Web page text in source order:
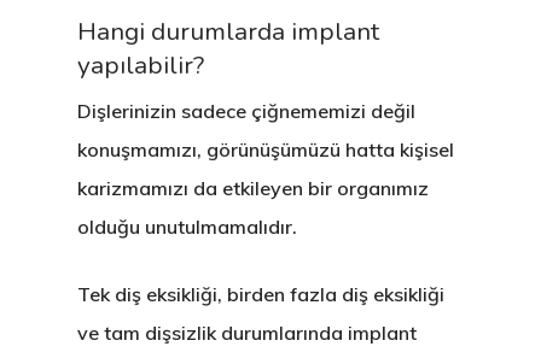
Hangi durumlarda implant
yapılabilir?
Dişlerinizin sadece çiğnememizi değil
konuşmamızı, görünüşümüzü hatta kişisel
karizmamızı da etkileyen bir organımız
olduğu unutulmamalıdır.
Tek diş eksikliği, birden fazla diş eksikliği
ve tam dişsizlik durumlarında implant